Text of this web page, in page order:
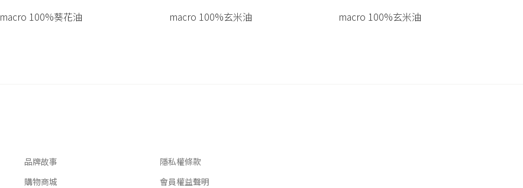
macro 100%葵花油 macro 100%玄米油 macro 100%玄米油
品牌故事
購物商城
隱私權條款
會員權益聲明